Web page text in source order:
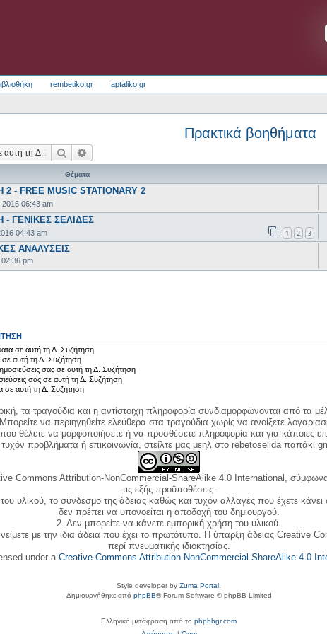
rembetiko.gr aptaliko.gr
Πρακτικά βοηθήματα
Αναζήτηση
Θέματα
- FREE MUSIC STATIONARY 2
2016 06:43 am
ΓΕΝΙΚΕΣ ΣΕΛΙΔΕΣ
04:43 am 1 2 3
ΑΝΑΛΥΣΕΙΣ
pm
σε αυτή τη Δ. Συζήτηση
αυτή τη Δ. Συζήτηση
σας σε αυτή τη Δ. Συζήτηση
σας σε αυτή τη Δ. Συζήτηση
σε αυτή τη Δ. Συζήτηση
τα τραγούδια και η αντίστοιχη πληροφορία συνδιαμορφώνονται από τα
Μπορείτε να περιηγηθείτε ελεύθερα στα τραγούδια χωρίς να ανοίξετε
θέλετε να μορφοποιήσετε ή να προσθέσετε πληροφορία και για κάποιες
προβλήματα ή επικοινωνία, στείλτε μας μεηλ στο rebetoselida παπάκι
Commons Attribution-NonCommercial-ShareAlike 4.0 International, σύμφωνα
τις εξής προϋποθέσεις:
υλικού, το σύνδεσμο της άδειας καθώς και τυχόν αλλαγές που έχετε
δεν πρέπει να υπονοείται η αποδοχή του δημιουργού.
2. Δεν μπορείτε να κάνετε εμπορική χρήση του υλικού.
με την ίδια άδεια που έχει το πρωτότυπο. Η ύπαρξη άδειας Creative
περί πνευματικής ιδιοκτησίας.
under a Creative Commons Attribution-NonCommercial-ShareAlike 4.0
Style developer by Zuma Portal
Δημιουργήθηκε από phpBB® Forum Software © phpBB Limited
Ελληνική μετάφραση από το phpbbgr.com